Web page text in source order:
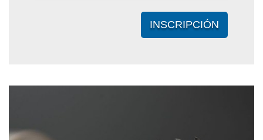
INSCRIPCIÓN